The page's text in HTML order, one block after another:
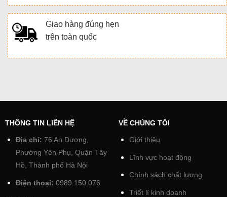
Giao hàng đúng hẹn
trên toàn quốc
THÔNG TIN LIÊN HỆ
Địa chỉ: 76 An Dương,
Phường Yên Phụ, Quận Tây
Hồ, Thành phố Hà Nội
Điện thoại: 0989.150.076
VỀ CHÚNG TÔI
Giới thiệu
Lĩnh vực hoạt động
Chính sách chất lượng
Triết lí kinh doanh